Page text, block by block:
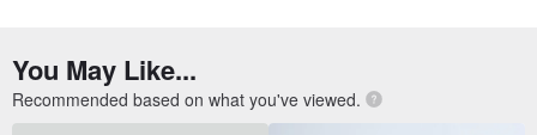
You May Like...
Recommended based on what you've viewed.